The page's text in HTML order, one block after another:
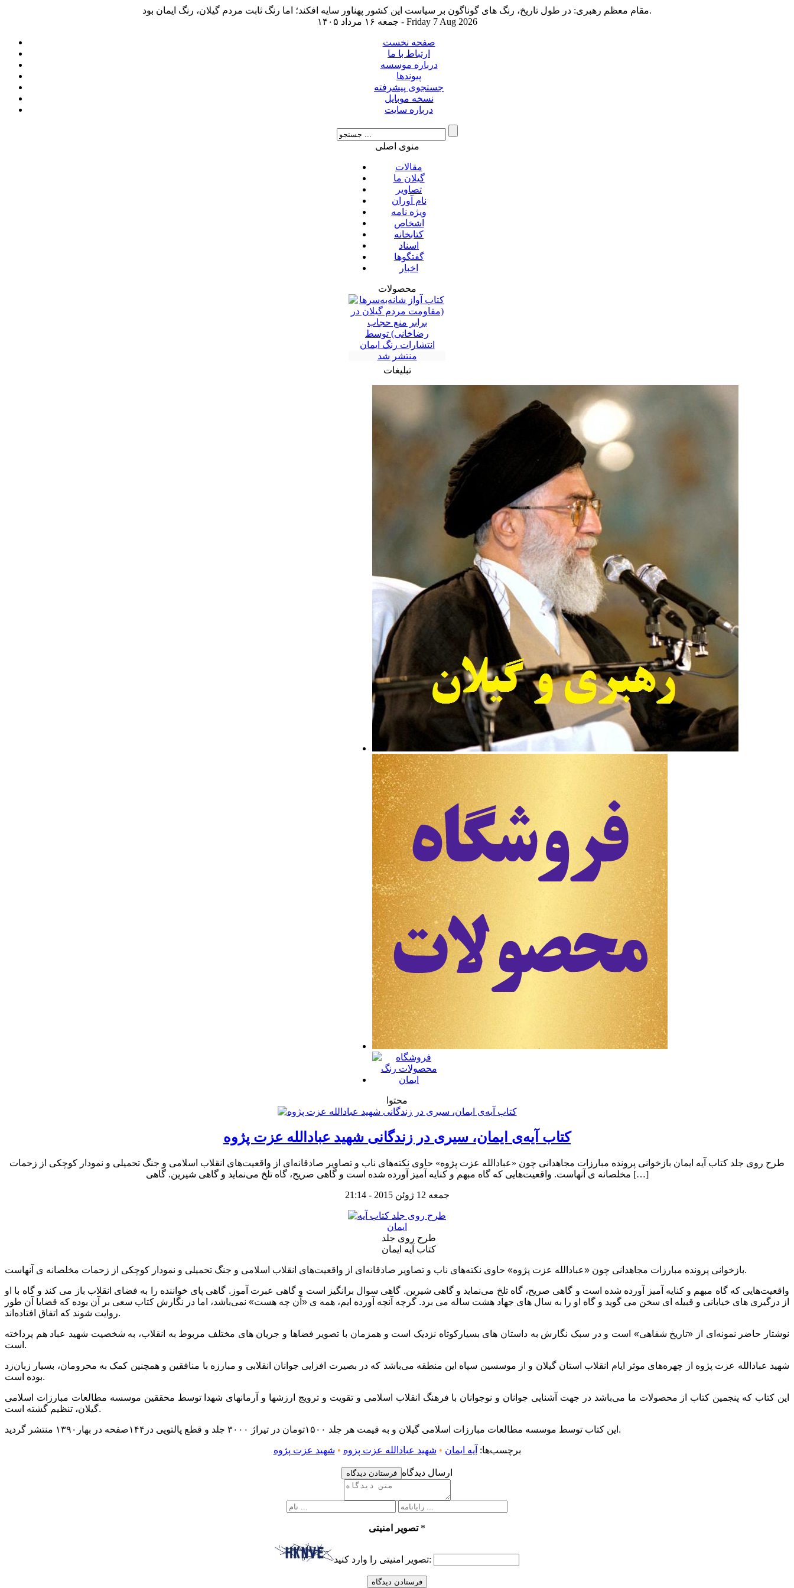
مقام معظم رهبری: در طول تاریخ، رنگ های گوناگون بر سیاست این کشور پهناور سایه افکند؛ اما رنگ ثابت مردم گیلان، رنگ ایمان بود.
جمعه ۱۶ مرداد ۱۴۰۵ - Friday 7 Aug 2026
صفحه نخست
ارتباط با ما
درباره موسسه
پیوندها
جستجوی پیشرفته
نسخه موبایل
درباره سایت
منوی اصلی
مقالات
گیلان ما
تصاویر
نام آوران
ویژه نامه
اشخاص
کتابخانه
اسناد
گفتگوها
اخبار
محصولات
تبلیغات
محتوا
کتاب آیه‌ی ایمان، سیری در زندگانی شهید عبادالله عزت پژوه
طرح روی جلد کتاب آیه ایمان بازخوانی پرونده مبارزات مجاهدانی چون «عبادالله عزت پژوه» حاوی نکته‌های ناب و تصاویر صادقانه‌ای از واقعیت‌های انقلاب اسلامی و جنگ تحمیلی و نمودار کوچکی از زحمات
مخلصانه ی آنهاست. واقعیت‌هایی که گاه مبهم و کنایه آمیز آورده شده است و گاهی صریح، گاه تلخ می‌نماید و گاهی شیرین. گاهی […]
جمعه 12 ژوئن 2015 - 21:14
طرح روی جلد
کتاب آیه ایمان
بازخوانی پرونده مبارزات مجاهدانی چون «عبادالله عزت پژوه» حاوی نکته‌های ناب و تصاویر صادقانه‌ای از واقعیت‌های انقلاب اسلامی و جنگ تحمیلی و نمودار کوچکی از زحمات مخلصانه ی آنهاست.
واقعیت‌هایی که گاه مبهم و کنایه آمیز آورده شده است و گاهی صریح، گاه تلخ می‌نماید و گاهی شیرین. گاهی سوال برانگیز است و گاهی عبرت آموز. گاهی پای خواننده را به فضای انقلاب باز می کند و گاه با او
از درگیری های خیابانی و قبیله ای سخن می گوید و گاه او را به سال های جهاد هشت ساله می برد. گرچه آنچه آورده ایم، همه ی «آن چه هست» نمی‌باشد، اما در نگارش کتاب سعی بر آن بوده که قضایا آن طور
روایت شوند که اتفاق افتاده‌اند.
نوشتار حاضر نمونه‌ای از «تاریخ شفاهی» است و در سبک نگارش به داستان های بسیارکوتاه نزدیک است و همزمان با تصویر فضاها و جریان های مختلف مربوط به انقلاب، به شخصیت شهید عباد هم پرداخته
است.
شهید عبادالله عزت پژوه از چهره‌های موثر ایام انقلاب استان گیلان و از موسسین سپاه این منطقه می‌باشد که در بصیرت افزایی جوانان انقلابی و مبارزه با منافقین و همچنین کمک به محرومان، بسیار زبان‌زد
بوده است.
این کتاب که پنجمین کتاب از محصولات ما می‌باشد در جهت آشنایی جوانان و نوجوانان با فرهنگ انقلاب اسلامی و تقویت و ترویج ارزشها و آرمانهای شهدا توسط محققین موسسه مطالعات مبارزات اسلامی
گیلان، تنظیم گشته است.
این کتاب توسط موسسه مطالعات مبارزات اسلامی گیلان و به قیمت هر جلد ۱۵۰۰تومان در تیراژ ۳۰۰۰ جلد و قطع پالتویی در۱۴۴صفحه در بهار۱۳۹۰ منتشر گردید.
برچسب‌ها: آیه ایمان • شهید عبادالله عزت پزوه • شهید عزت پژوه
فرستادن دیدگاه ارسال دیدگاه
تصویر امنیتی *
تصویر امنیتی را وارد کنید: